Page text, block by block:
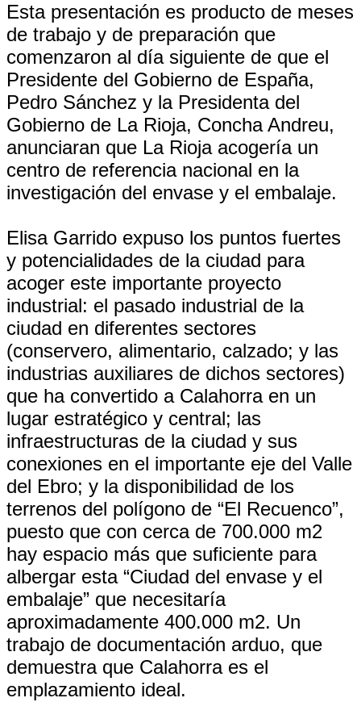
Esta presentación es producto de meses
de trabajo y de preparación que
comenzaron al día siguiente de que el
Presidente del Gobierno de España,
Pedro Sánchez y la Presidenta del
Gobierno de La Rioja, Concha Andreu,
anunciaran que La Rioja acogería un
centro de referencia nacional en la
investigación del envase y el embalaje.
Elisa Garrido expuso los puntos fuertes
y potencialidades de la ciudad para
acoger este importante proyecto
industrial: el pasado industrial de la
ciudad en diferentes sectores
(conservero, alimentario, calzado; y las
industrias auxiliares de dichos sectores)
que ha convertido a Calahorra en un
lugar estratégico y central; las
infraestructuras de la ciudad y sus
conexiones en el importante eje del Valle
del Ebro; y la disponibilidad de los
terrenos del polígono de “El Recuenco”,
puesto que con cerca de 700.000 m2
hay espacio más que suficiente para
albergar esta “Ciudad del envase y el
embalaje” que necesitaría
aproximadamente 400.000 m2. Un
trabajo de documentación arduo, que
demuestra que Calahorra es el
emplazamiento ideal.